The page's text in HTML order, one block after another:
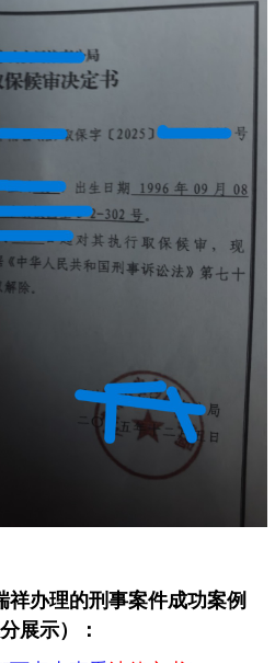
祥办理的刑事案件成功案例
分展示）：